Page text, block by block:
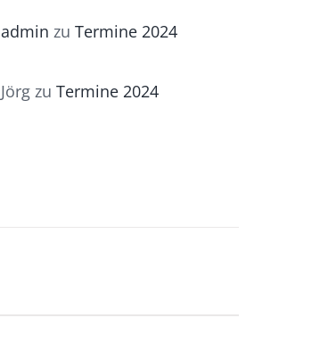
admin zu Termine 2024
Jörgzu Termine 2024